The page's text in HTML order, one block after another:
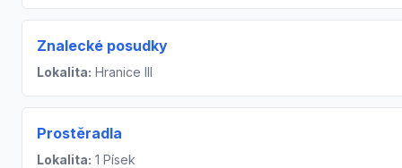
Znalecké posudky
Lokalita: Hranice III
Prostěradla
Lokalita: 1 Písek